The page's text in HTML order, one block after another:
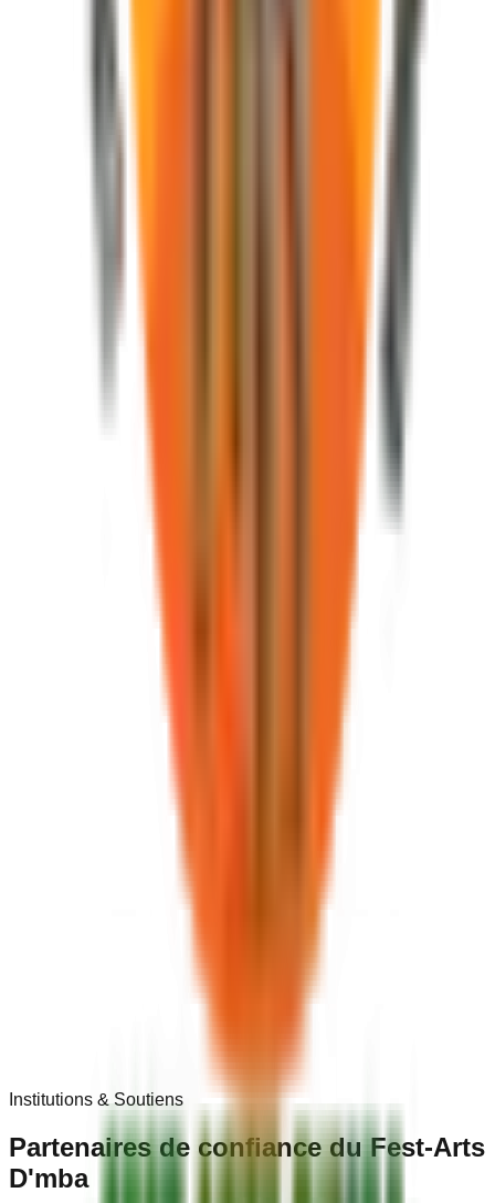
Institutions & Soutiens
Partenaires de confiance du Fest-Arts
D'mba